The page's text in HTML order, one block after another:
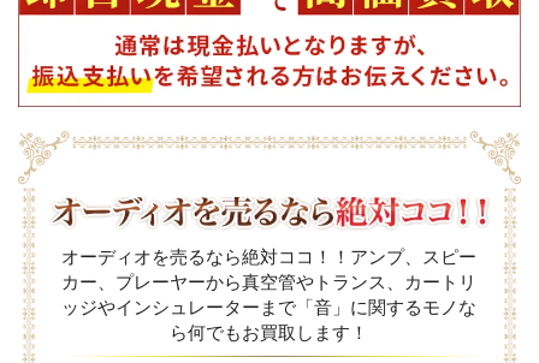
オーディオを売るなら絶対ココ！！アンプ、スピー
カー、プレーヤーから真空管やトランス、カートリ
ッジやインシュレーターまで「音」に関するモノな
ら何でもお買取します！